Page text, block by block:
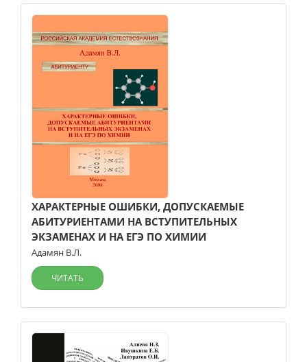
ХАРАКТЕРНЫЕ ОШИБКИ, ДОПУСКАЕМЫЕ
АБИТУРИЕНТАМИ НА ВСТУПИТЕЛЬНЫХ
ЭКЗАМЕНАХ И НА ЕГЭ ПО ХИМИИ
Адамян В.Л.
ЧИТАТЬ